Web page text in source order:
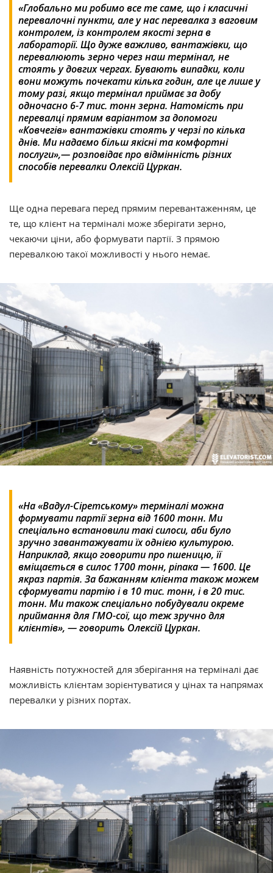
«Глобально ми робимо все те саме, що і класичні
перевалочні пункти, але у нас перевалка з ваговим
контролем, із контролем якості зерна в
лабораторії. Що дуже важливо, вантажівки, що
перевалюють зерно через наш термінал, не
стоять у довгих чергах. Бувають випадки, коли
вони можуть почекати кілька годин, але це лише у
тому разі, якщо термінал приймає за добу
одночасно 6-7 тис. тонн зерна. Натомість при
перевалці прямим варіантом за допомоги
«Ковчегів» вантажівки стоять у черзі по кілька
днів. Ми надаємо більш якісні та комфортні
послуги»,— розповідає про відмінність різних
способів перевалки Олексій Цуркан.
Ще одна перевага перед прямим перевантаженням, це
те, що клієнт на терміналі може зберігати зерно,
чекаючи ціни, або формувати партії. З прямою
перевалкою такої можливості у нього немає.
«На «Вадул-Сіретському» терміналі можна
формувати партії зерна від 1600 тонн. Ми
спеціально встановили такі силоси, аби було
зручно завантажувати їх однією культурою.
Наприклад, якщо говорити про пшеницю, її
вміщається в силос 1700 тонн, ріпака — 1600. Це
якраз партія. За бажанням клієнта також можем
сформувати партію і в 10 тис. тонн, і в 20 тис.
тонн. Ми також спеціально побудували окреме
приймання для ГМО-сої, що теж зручно для
клієнтів», — говорить Олексій Цуркан.
Наявність потужностей для зберігання на терміналі дає
можливість клієнтам зорієнтуватися у цінах та напрямах
перевалки у різних портах.